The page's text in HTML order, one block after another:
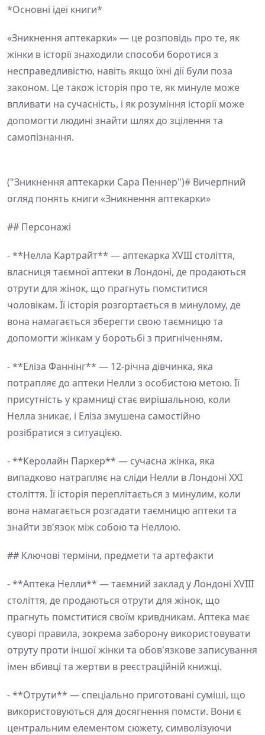
*Основні ідеї книги*
«Зникнення аптекарки» — це розповідь про те, як
жінки в історії знаходили способи боротися з
несправедливістю, навіть якщо їхні дії були поза
законом. Це також історія про те, як минуле може
впливати на сучасність, і як розуміння історії може
допомогти людині знайти шлях до зцілення та
самопізнання.
("Зникнення аптекарки Сара Пеннер")# Вичерпний
огляд понять книги «Зникнення аптекарки»
## Персонажі
- **Нелла Картрайт** — аптекарка XVIII століття,
власниця таємної аптеки в Лондоні, де продаються
отрути для жінок, що прагнуть помститися
чоловікам. Її історія розгортається в минулому, де
вона намагається зберегти свою таємницю та
допомогти жінкам у боротьбі з пригніченням.
- **Еліза Фаннінг** — 12-річна дівчинка, яка
потрапляє до аптеки Нелли з особистою метою. Її
присутність у крамниці стає вирішальною, коли
Нелла зникає, і Еліза змушена самостійно
розібратися з ситуацією.
- **Керолайн Паркер** — сучасна жінка, яка
випадково натрапляє на сліди Нелли в Лондоні XXI
століття. Її історія переплітається з минулим, коли
вона намагається розгадати таємницю аптеки та
знайти зв'язок між собою та Неллою.
## Ключові терміни, предмети та артефакти
- **Аптека Нелли** — таємний заклад у Лондоні XVIII
століття, де продаються отрути для жінок, що
прагнуть помститися своїм кривдникам. Аптека має
суворі правила, зокрема заборону використовувати
отруту проти іншої жінки та обов'язкове записування
імен вбивці та жертви в реєстраційній книжці.
- **Отрути** — спеціально приготовані суміші, що
використовуються для досягнення помсти. Вони є
центральним елементом сюжету, символізуючи